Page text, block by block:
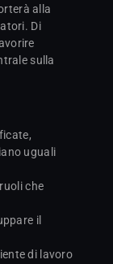
alla
Di
sulla
uguali
che
il
di lavoro